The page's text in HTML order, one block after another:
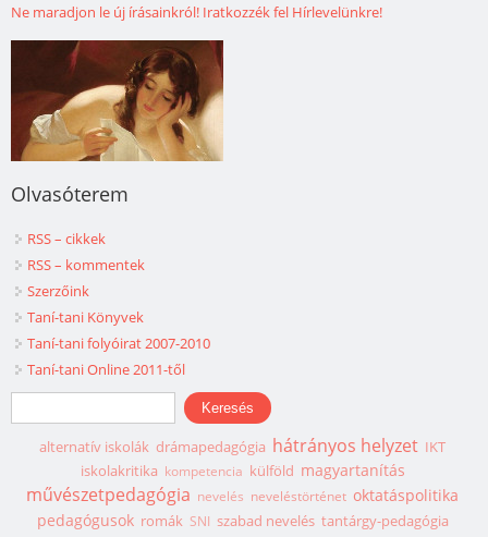
Ne maradjon le új írásainkról! Iratkozzék fel Hírlevelünkre!
Olvasóterem
RSS – cikkek
RSS – kommentek
Szerzőink
Taní-tani Könyvek
Taní-tani folyóirat 2007-2010
Taní-tani Online 2011-től
Keresés űrlap
Keresés
alternatív iskolák drámapedagógia hátrányos helyzet IKT
iskolakritika kompetencia külföld magyartanítás
művészetpedagógia nevelés neveléstörténet oktatáspolitika
pedagógusok romák SNI szabad nevelés tantárgy-pedagógia